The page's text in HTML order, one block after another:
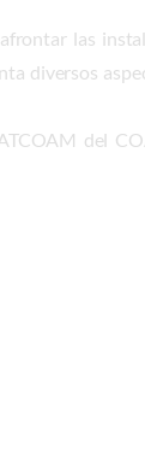
las
diversos
del